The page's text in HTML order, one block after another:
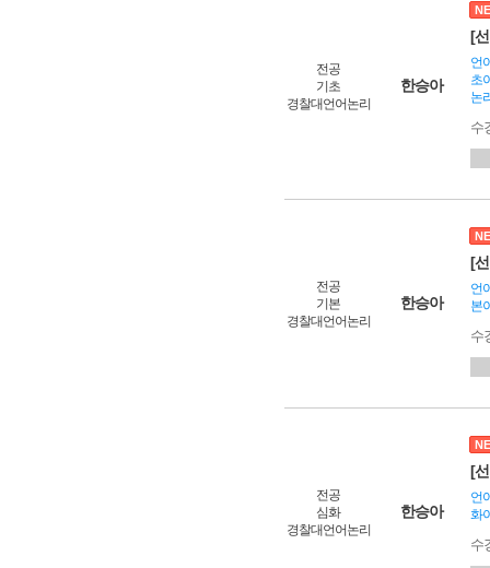
전공
기초
경찰대언어논리
한승아
[
언
초
논
수
전공
기본
경찰대언어논리
한승아
[
언
본
수
전공
심화
경찰대언어논리
한승아
[
언
화
수